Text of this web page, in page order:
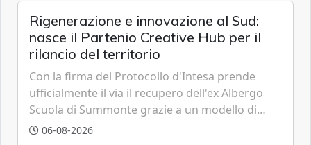
Rigenerazione e innovazione al Sud:
nasce il Partenio Creative Hub per il
rilancio del territorio
Con la firma del Protocollo d'Intesa prende
ufficialmente il via il recupero dell'ex Albergo
Scuola di Summonte grazie a un modello di
partenariato pubblico-privato e a una rete di
06-08-2026